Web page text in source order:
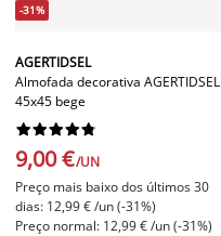
-31%
AGERTIDSEL
Almofada decorativa AGERTIDSEL
45x45 bege






9,00 €/UN
Preço mais baixo dos últimos 30
dias: 12,99 € /un (-31%)
Preço normal: 12,99 € /un (-31%)